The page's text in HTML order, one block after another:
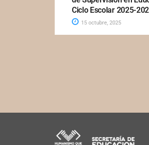
Ciclo Escolar 2025-
15 octubre, 2025